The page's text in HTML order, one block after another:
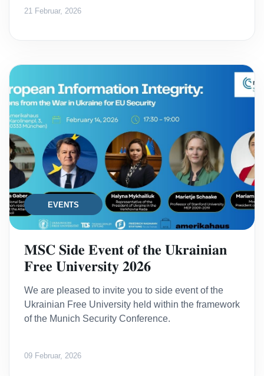
21 Februar, 2026
EVENTS
𝐌𝐒𝐂 𝐒𝐢𝐝𝐞 𝐄𝐯𝐞𝐧𝐭 𝐨𝐟 𝐭𝐡𝐞 𝐔𝐤𝐫𝐚𝐢𝐧𝐢𝐚𝐧
𝐅𝐫𝐞𝐞 𝐔𝐧𝐢𝐯𝐞𝐫𝐬𝐢𝐭𝐲 𝟐𝟎𝟐𝟔
We are pleased to invite you to side event of the
Ukrainian Free University held within the framework
of the Munich Security Conference.
09 Februar, 2026